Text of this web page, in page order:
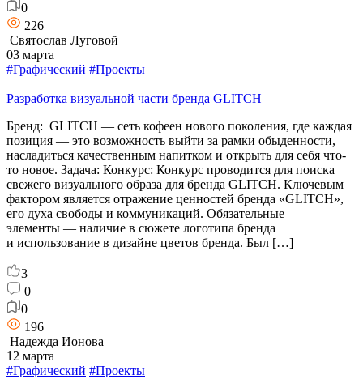
0
226
Святослав Луговой
03 марта
#Графический #Проекты
Разработка визуальной части бренда GLITCH
Бренд: GLITCH — сеть кофеен нового поколения, где каждая
позиция — это возможность выйти за рамки обыденности,
насладиться качественным напитком и открыть для себя что-
то новое. Задача: Конкурс: Конкурс проводится для поиска
свежего визуального образа для бренда GLITCH. Ключевым
фактором является отражение ценностей бренда «GLITCH»,
его духа свободы и коммуникаций. Обязательные
элементы — наличие в сюжете логотипа бренда
и использование в дизайне цветов бренда. Был […]
3
0
0
196
Надежда Ионова
12 марта
#Графический #Проекты